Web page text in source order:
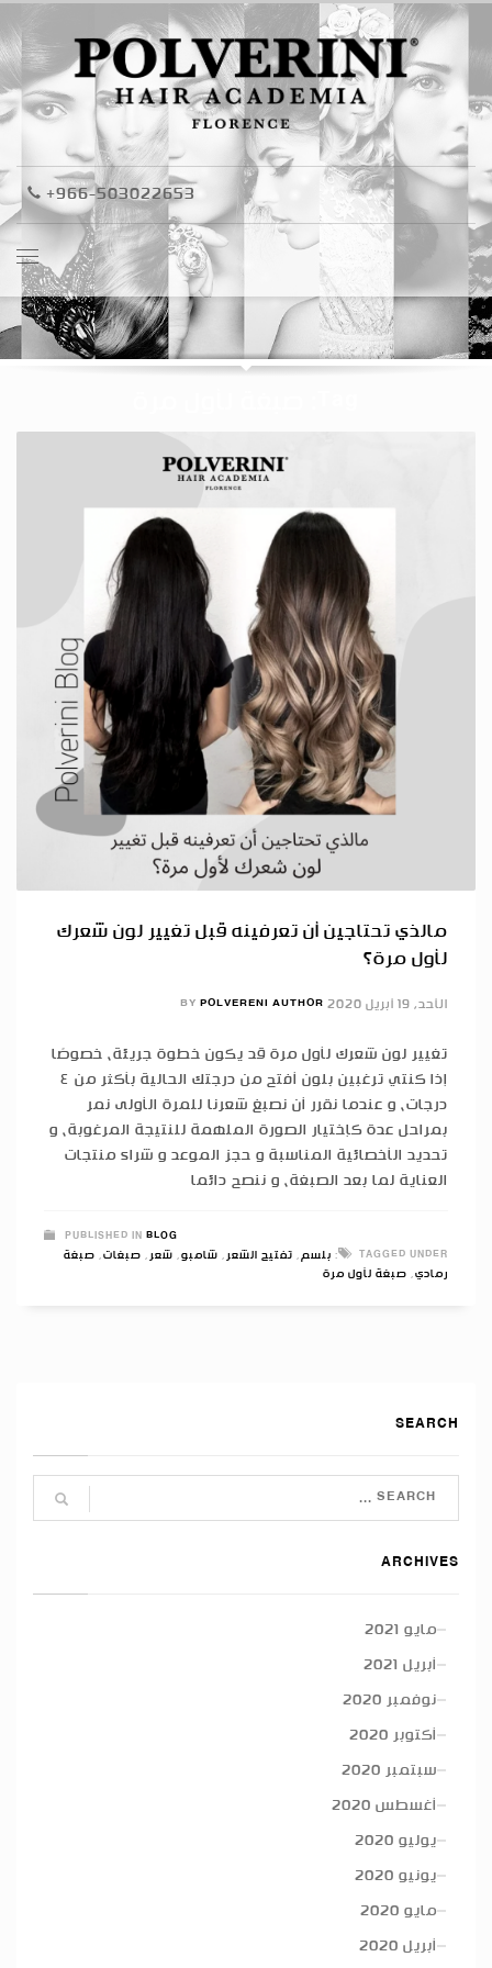
+966-503022653
مالذي تحتاجين أن تعرفينه قبل تغيير لون شعرك
لأول مرة؟
الأحد, 19 أبريل 2020 BY POLVERENI AUTHOR
تغيير لون شعرك لأول مرة قد يكون خطوة جريئة، خصوصًا
إذا كنتي ترغبين بلون أفتح من درجتك الحالية بأكثر من ٤
درجات، و عندما نقرر أن نصبغ شعرنا للمرة الأولى نمر
بمراحل عدة كإختيار الصورة الملهمة للنتيجة المرغوبة، و
تحديد الأخصائية المناسبة و حجز الموعد و شراء منتجات
العناية لما بعد الصبغة، و ننصح دائما
PUBLISHED IN BLOG
TAGGED UNDER:
بلسم, تفتيح الشعر, شامبو, شعر, صبغات, صبغة
رمادي, صبغة لأول مرة
SEARCH
ARCHIVES
مايو 2021
أبريل 2021
نوفمبر 2020
أكتوبر 2020
سبتمبر 2020
أغسطس 2020
يوليو 2020
يونيو 2020
مايو 2020
أبريل 2020